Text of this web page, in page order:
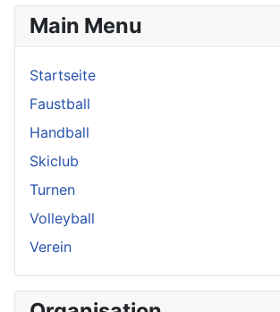
Main Menu
Startseite
Faustball
Handball
Skiclub
Turnen
Volleyball
Verein